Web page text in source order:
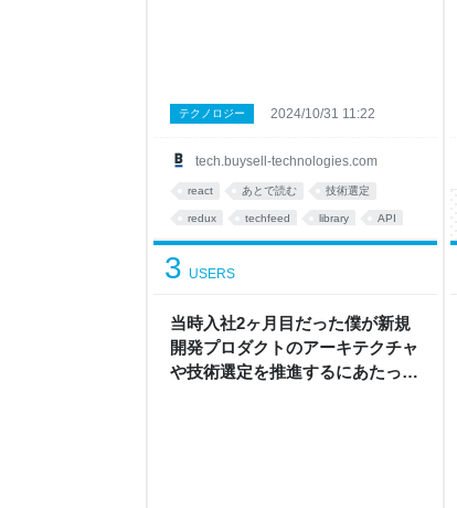
tech.buysell-technologies.com
テクノロジー 2024/10/31 11:22
react あとで読む 技術選定
redux techfeed library API
当時入社2ヶ月目だった僕が新規
開発プロダクトのアーキテクチャ
や技術選定を推進するにあたって
3 USERS